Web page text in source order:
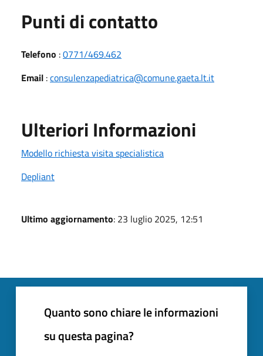
Punti di contatto
Telefono :0771/469.462
Email :consulenzapediatrica@comune.gaeta.lt.it
Ulteriori Informazioni
Modello richiesta visita specialistica
Depliant
Ultimo aggiornamento: 23 luglio 2025, 12:51
Quanto sono chiare le informazioni
su questa pagina?